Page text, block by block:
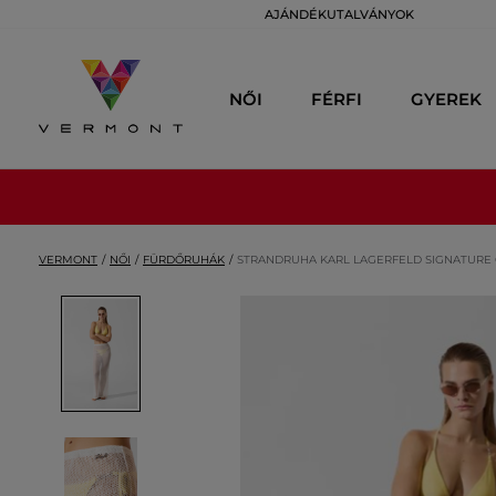
AJÁNDÉKUTALVÁNYOK
NŐI FÉRFI GYEREK
VERMONT NŐI FÜRDŐRUHÁK STRANDRUHA KARL LAGERFELD